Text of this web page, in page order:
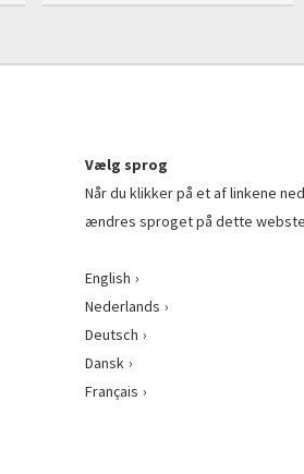
Vælg sprog
Når du klikker på et af linkene
ændres sproget på dette
English
Nederlands
Deutsch
Dansk
Français